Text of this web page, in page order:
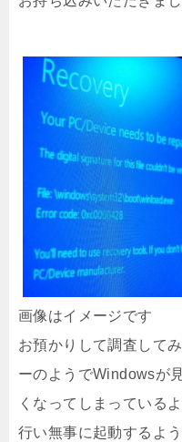
画像はイメージです
お預かりして調査して
ーのようでWindowsが
くなってしまっている
行い無事に起動するよ